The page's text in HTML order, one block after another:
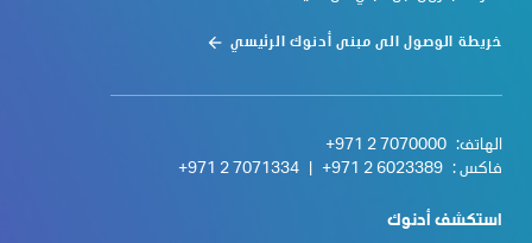
خريطة الوصول الى مبنى أدنوك الرئيسي
الهاتف: +971 2 7070000
فاكس : +971 2 6023389
+971 2 7071334
استكشف أدنوك